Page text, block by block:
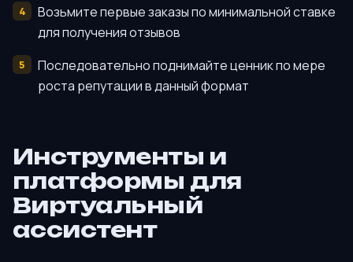
Возьмите первые заказы по минимальной ставке
для получения отзывов
Последовательно поднимайте ценник по мере
роста репутации в данный формат
Инструменты и
платформы для
Виртуальный
ассистент